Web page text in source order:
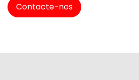
Contacte-nos